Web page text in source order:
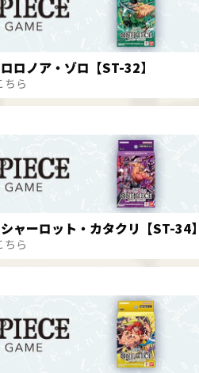
ロノア・ゾロ【ST-32】
ちら
ャーロット・カタクリ【ST-34】
ちら